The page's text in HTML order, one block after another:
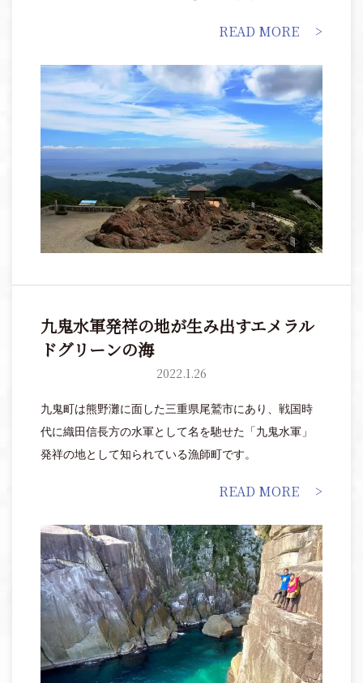
ぶことができる博物館など、見どころ満載のスポット
を紹介します。絶景と海の幸を楽しむ旅へと出かけま
しょう。
READ MORE
九鬼水軍発祥の地が生み出すエメラル
ドグリーンの海
2022.1.26
九鬼町は熊野灘に面した三重県尾鷲市にあり、戦国時
代に織田信長方の水軍として名を馳せた「九鬼水軍」
発祥の地として知られている漁師町です。
READ MORE